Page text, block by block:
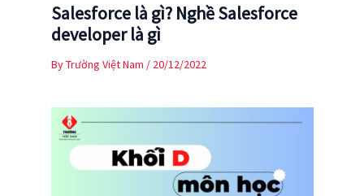
Salesforce là gì? Nghề Salesforce
developer là gì
ByTrường Việt Nam / 20/12/2022